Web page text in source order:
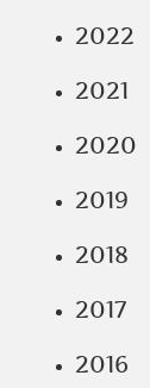
2022
2021
2020
2019
2018
2017
2016